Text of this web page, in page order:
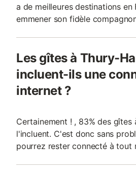
a de meilleures destinations en
emmener son fidèle
Les gîtes à Thury-
incluent-ils une
internet ?
Certainement ! , 83% des
l'incluent. C'est donc sans
pourrez rester connecté à tout